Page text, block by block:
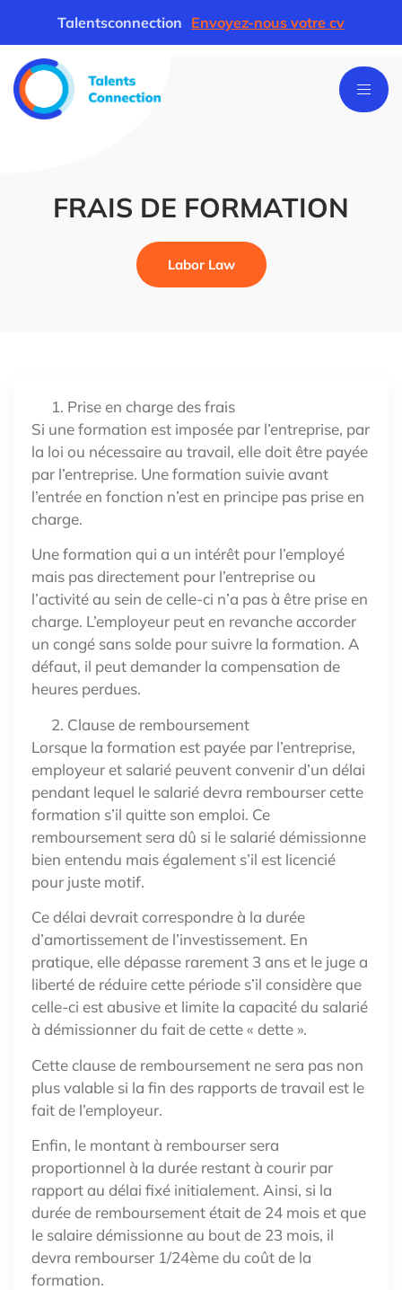
Talentsconnection Envoyez-nous votre cv
FRAIS DE FORMATION
Labor Law
Prise en charge des frais
Si une formation est imposée par l’entreprise, par
la loi ou nécessaire au travail, elle doit être payée
par l’entreprise. Une formation suivie avant
l’entrée en fonction n’est en principe pas prise en
charge.
Une formation qui a un intérêt pour l’employé
mais pas directement pour l’entreprise ou
l’activité au sein de celle-ci n’a pas à être prise en
charge. L’employeur peut en revanche accorder
un congé sans solde pour suivre la formation. A
défaut, il peut demander la compensation de
heures perdues.
Clause de remboursement
Lorsque la formation est payée par l’entreprise,
employeur et salarié peuvent convenir d’un délai
pendant lequel le salarié devra rembourser cette
formation s’il quitte son emploi. Ce
remboursement sera dû si le salarié démissionne
bien entendu mais également s’il est licencié
pour juste motif.
Ce délai devrait correspondre à la durée
d’amortissement de l’investissement. En
pratique, elle dépasse rarement 3 ans et le juge a
liberté de réduire cette période s’il considère que
celle-ci est abusive et limite la capacité du salarié
à démissionner du fait de cette « dette ».
Cette clause de remboursement ne sera pas non
plus valable si la fin des rapports de travail est le
fait de l’employeur.
Enfin, le montant à rembourser sera
proportionnel à la durée restant à courir par
rapport au délai fixé initialement. Ainsi, si la
durée de remboursement était de 24 mois et que
le salaire démissionne au bout de 23 mois, il
devra rembourser 1/24ème du coût de la
formation.